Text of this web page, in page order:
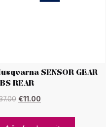
SENSOR GEAR
REAR
El
original
€11.00
actual